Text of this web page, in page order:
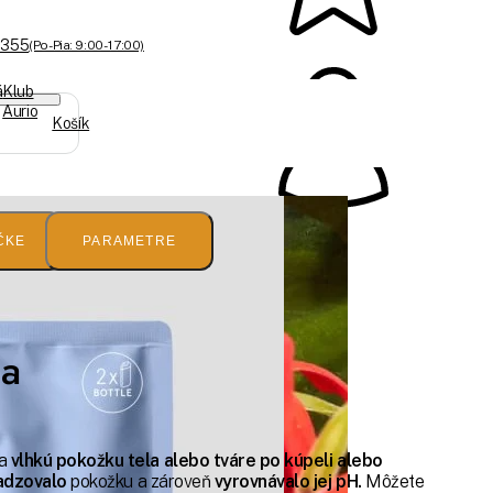
(Po-Pia: 9:00 - 17:00)
Košík
Klub
Aurio
PARAMETRE
vlhkú pokožku tela alebo tváre po kúpeli alebo
pokožku a zároveň vyrovnávalo jej pH. Môžete